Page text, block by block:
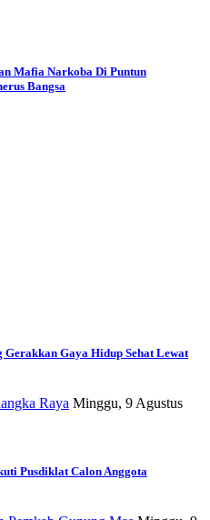
Mafia Narkoba Di Puntun
Bangsa
Gaya Hidup Sehat Lewat
Raya Minggu, 9 Agustus
Pusdiklat Calon Anggota